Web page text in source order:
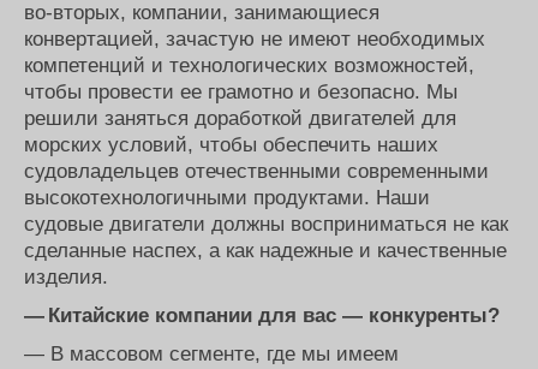
во-вторых, компании, занимающиеся
конвертацией, зачастую не имеют необходимых
компетенций и технологических возможностей,
чтобы провести ее грамотно и безопасно. Мы
решили заняться доработкой двигателей для
морских условий, чтобы обеспечить наших
судовладельцев отечественными современными
высокотехнологичными продуктами. Наши
судовые двигатели должны восприниматься не как
сделанные наспех, а как надежные и качественные
изделия.
— Китайские компании для вас — конкуренты?
— В массовом сегменте, где мы имеем